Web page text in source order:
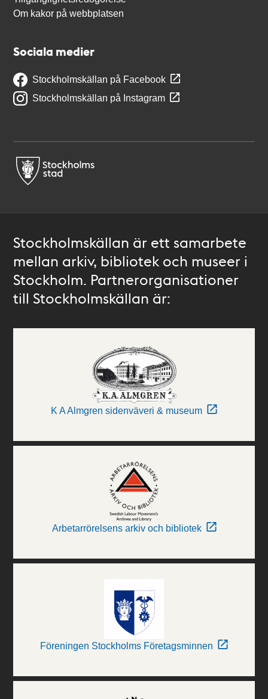
Om kakor på webbplatsen
Sociala medier
Stockholmskällan på Facebook
Stockholmskällan på Instagram
Stockholmskällan är ett samarbete
mellan arkiv, bibliotek och museer i
Stockholm. Partnerorganisationer
till Stockholmskällan är:
K A Almgren sidenväveri & museum
Arbetarrörelsens arkiv och bibliotek
Föreningen Stockholms Företagsminnen